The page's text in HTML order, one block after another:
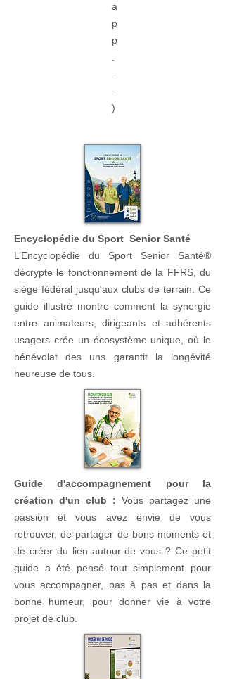
a
p
p
)
Encyclopédie du Sport Senior Santé
L’Encyclopédie du Sport Senior Santé®
décrypte le fonctionnement de la FFRS, du
siège fédéral jusqu'aux clubs de terrain. Ce
guide illustré montre comment la synergie
entre animateurs, dirigeants et adhérents
usagers crée un écosystème unique, où le
bénévolat des uns garantit la longévité
heureuse de tous.
Guide d'accompagnement pour la
création d'un club : Vous partagez une
passion et vous avez envie de vous
retrouver, de partager de bons moments et
de créer du lien autour de vous ? Ce petit
guide a été pensé tout simplement pour
vous accompagner, pas à pas et dans la
bonne humeur, pour donner vie à votre
projet de club.